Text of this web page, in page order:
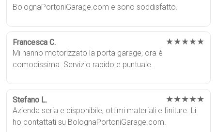
BolognaPortoniGarage.com e sono soddisfatto.
Francesca C. ★★★★★
Mi hanno motorizzato la porta garage, ora è
comodissima. Servizio rapido e puntuale.
Stefano L. ★★★★★
Azienda seria e disponibile, ottimi materiali e finiture. Li
ho contattati su BolognaPortoniGarage.com.